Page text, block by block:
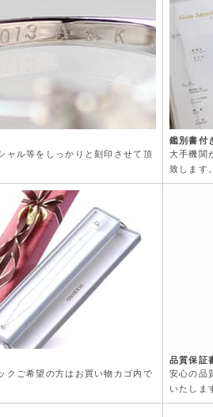
ャル等をしっかりと刻印させて頂
鑑別書付
大手機関
致します
クご希望の方はお買い物カゴ内で
品質保証
安心の品
いたしま